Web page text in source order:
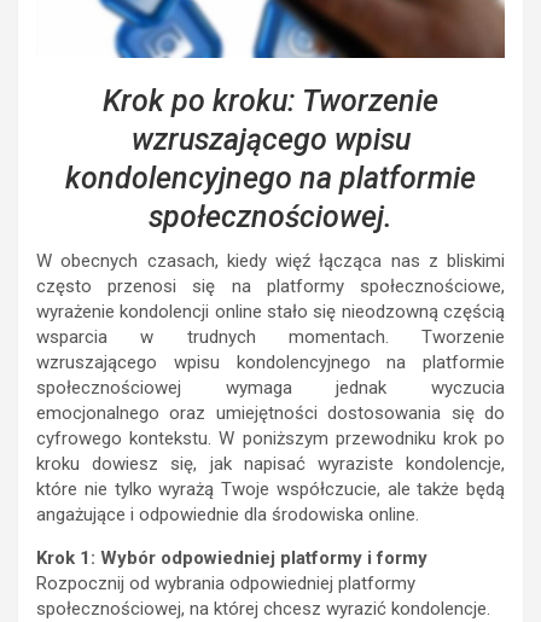
Krok po kroku: Tworzenie
wzruszającego wpisu
kondolencyjnego na platformie
społecznościowej.
W obecnych czasach, kiedy więź łącząca nas z bliskimi
często przenosi się na platformy społecznościowe,
wyrażenie kondolencji online stało się nieodzowną częścią
wsparcia w trudnych momentach. Tworzenie
wzruszającego wpisu kondolencyjnego na platformie
społecznościowej wymaga jednak wyczucia
emocjonalnego oraz umiejętności dostosowania się do
cyfrowego kontekstu. W poniższym przewodniku krok po
kroku dowiesz się, jak napisać wyraziste kondolencje,
które nie tylko wyrażą Twoje współczucie, ale także będą
angażujące i odpowiednie dla środowiska online.
Krok 1: Wybór odpowiedniej platformy i formy
Rozpocznij od wybrania odpowiedniej platformy
społecznościowej, na której chcesz wyrazić kondolencje.